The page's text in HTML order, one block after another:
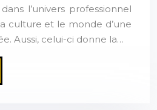
l’univers professionnel
culture et le monde d’une
Aussi, celui-ci donne la…